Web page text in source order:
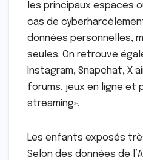
les principaux espaces
cas de
données personnelles,
seules. On retrouve
Instagram, Snapchat, X
forums, jeux en ligne et
streaming».
Les enfants exposés
Selon des données de